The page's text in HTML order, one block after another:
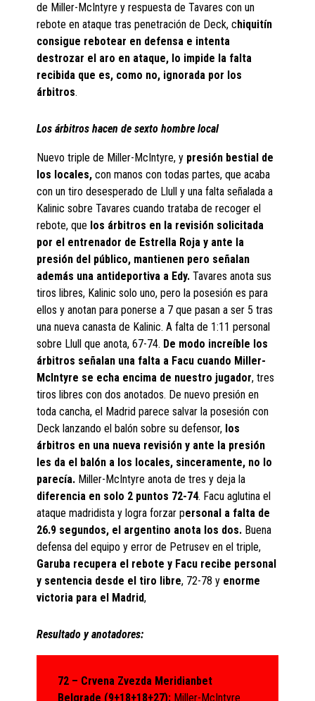
de Miller-McIntyre y respuesta de Tavares con un
rebote en ataque tras penetración de Deck, chiquitín
consigue rebotear en defensa e intenta
destrozar el aro en ataque, lo impide la falta
recibida que es, como no, ignorada por los
árbitros.
Los árbitros hacen de sexto hombre local
Nuevo triple de Miller-McIntyre, y presión bestial de
los locales, con manos con todas partes, que acaba
con un tiro desesperado de Llull y una falta señalada a
Kalinic sobre Tavares cuando trataba de recoger el
rebote, que los árbitros en la revisión solicitada
por el entrenador de Estrella Roja y ante la
presión del público, mantienen pero señalan
además una antideportiva a Edy. Tavares anota sus
tiros libres, Kalinic solo uno, pero la posesión es para
ellos y anotan para ponerse a 7 que pasan a ser 5 tras
una nueva canasta de Kalinic. A falta de 1:11 personal
sobre Llull que anota, 67-74. De modo increíble los
árbitros señalan una falta a Facu cuando Miller-
McIntyre se echa encima de nuestro jugador, tres
tiros libres con dos anotados. De nuevo presión en
toda cancha, el Madrid parece salvar la posesión con
Deck lanzando el balón sobre su defensor, los
árbitros en una nueva revisión y ante la presión
les da el balón a los locales, sinceramente, no lo
parecía. Miller-McIntyre anota de tres y deja la
diferencia en solo 2 puntos 72-74. Facu aglutina el
ataque madridista y logra forzar personal a falta de
26.9 segundos, el argentino anota los dos. Buena
defensa del equipo y error de Petrusev en el triple,
Garuba recupera el rebote y Facu recibe personal
y sentencia desde el tiro libre, 72-78 y enorme
victoria para el Madrid,
Resultado y anotadores:
72 – Crvena Zvezda Meridianbet
Belgrade (9+18+18+27): Miller-McIntyre